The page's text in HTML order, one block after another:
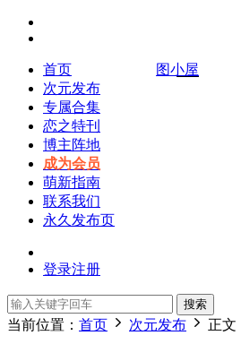
图小屋
首页
次元发布
专属合集
恋之特刊
博主阵地
成为会员
萌新指南
联系我们
永久发布页
登录注册
搜索
当前位置： 首页 次元发布 正文